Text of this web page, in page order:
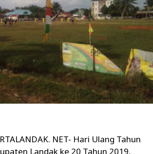
NET- Hari Ulang Tahun
Landak ke 20 Tahun 2019,